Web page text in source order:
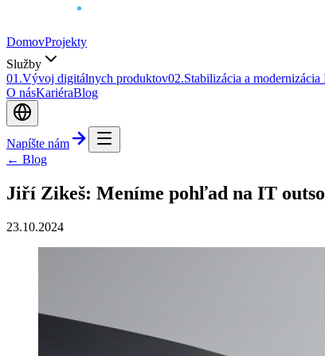
DomovProjekty
Služby
01 .Vývoj digitálnych produktov02.Stabilizácia a modernizácia
O násKariéraBlog
Napíšte nám
← Blog
Jiří Zikeš: Meníme pohľad na IT
23.10.2024